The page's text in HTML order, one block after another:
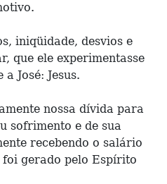
iniqüidade, desvios e
que ele experimentasse
José: Jesus.
nossa dívida para
sofrimento e de sua
recebendo o salário
foi gerado pelo Espírito